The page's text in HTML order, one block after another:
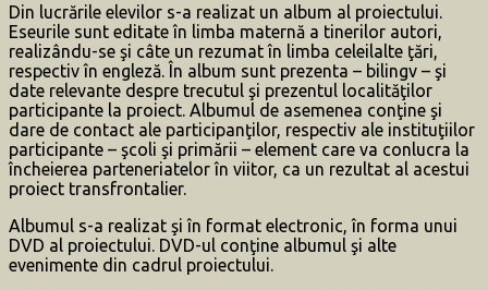
Din lucrările elevilor s-a realizat un album al proiectului.
Eseurile sunt editate în limba maternă a tinerilor autori,
realizându-se şi câte un rezumat în limba celeilalte ţări,
respectiv în engleză. În album sunt prezenta – bilingv – şi
date relevante despre trecutul şi prezentul localităţilor
participante la proiect. Albumul de asemenea conţine şi
dare de contact ale participanţilor, respectiv ale instituţiilor
participante – şcoli şi primării – element care va conlucra la
încheierea parteneriatelor în viitor, ca un rezultat al acestui
proiect transfrontalier.
Albumul s-a realizat şi în format electronic, în forma unui
DVD al proiectului. DVD-ul conţine albumul şi alte
evenimente din cadrul proiectului.